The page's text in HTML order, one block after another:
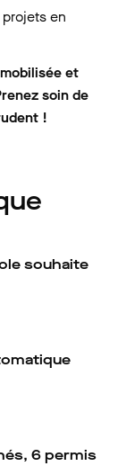
en
et
soin de
!
souhaite
6 permis